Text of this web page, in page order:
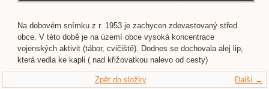
Na dobovém snímku z r. 1953 je zachycen zdevastovaný střed
obce. V této době je na území obce vysoká koncentrace
vojenských aktivit (tábor, cvičiště). Dodnes se dochovala alej lip,
která vedla ke kapli ( nad křižovatkou nalevo od cesty)
Další →
Zpět do složky